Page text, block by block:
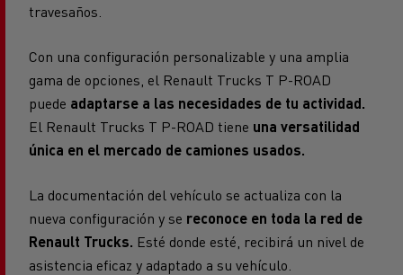
travesaños.
Con una configuración personalizable y una amplia
gama de opciones, el Renault Trucks T P-ROAD
puede adaptarse a las necesidades de tu actividad.
El Renault Trucks T P-ROAD tiene una versatilidad
única en el mercado de camiones usados.
La documentación del vehículo se actualiza con la
nueva configuración y se reconoce en toda la red de
Renault Trucks. Esté donde esté, recibirá un nivel de
asistencia eficaz y adaptado a su vehículo.